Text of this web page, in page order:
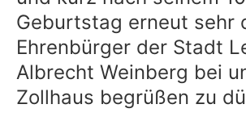
Geburtstag erneut sehr
Ehrenbürger der Stadt
Albrecht Weinberg bei
Zollhaus begrüßen zu